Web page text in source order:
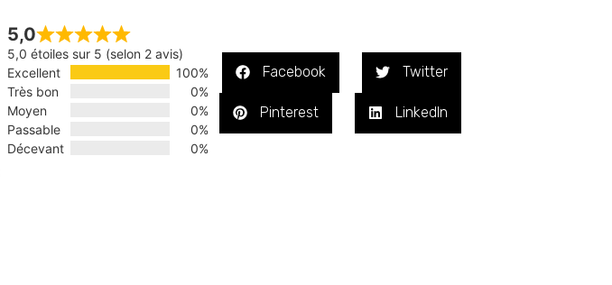
5,0
5,0 étoiles sur 5 (selon 2 avis)
Excellent
100%
Très bon
0%
Moyen
0%
Passable
0%
Décevant
0%
Facebook Twitter
Pinterest LinkedIn